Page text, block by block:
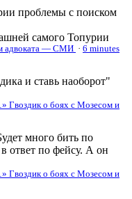
проблемы с поиском
самого Топурии
адвоката — СМИ · 6 minutes
и ставь наоборот"
Гвоздик о боях с Мозесом и
много бить по
ответ по фейсу. А он
Гвоздик о боях с Мозесом и